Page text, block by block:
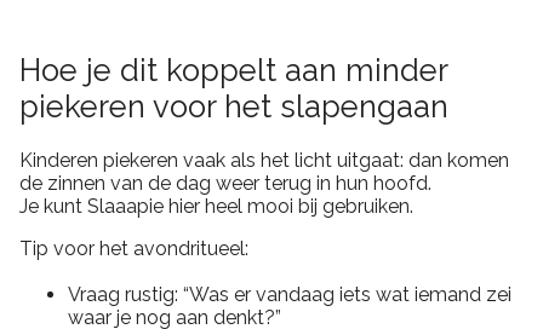
Hoe je dit koppelt aan minder
piekeren voor het slapengaan
Kinderen piekeren vaak als het licht uitgaat: dan komen
de zinnen van de dag weer terug in hun hoofd.
Je kunt Slaaapie hier heel mooi bij gebruiken.
Tip voor het avondritueel:
Vraag rustig: “Was er vandaag iets wat iemand zei
waar je nog aan denkt?”